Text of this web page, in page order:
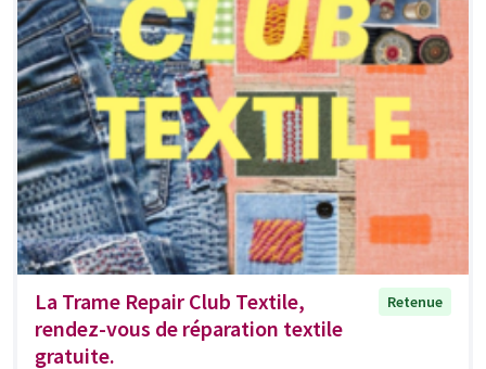
La Trame Repair Club Textile,
rendez-vous de réparation textile
gratuite.
Retenue